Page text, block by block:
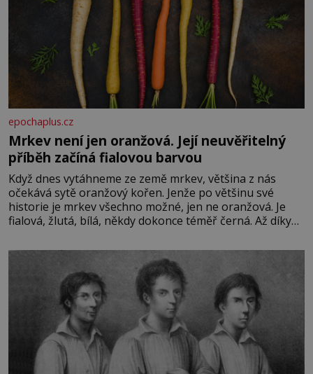
epochaplus.cz
Mrkev není jen oranžová. Její neuvěřitelný
příběh začíná fialovou barvou
Když dnes vytáhneme ze země mrkev, většina z nás
očekává sytě oranžový kořen. Jenže po většinu své
historie je mrkev všechno možné, jen ne oranžová. Je
fialová, žlutá, bílá, někdy dokonce téměř černá. Až díky
bez které si českou zahradu ani nedokážeme představit.